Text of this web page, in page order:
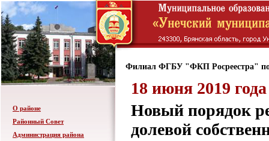
О районе
Районный Совет
Администрация района
Филиал ФГБУ "ФКП Росреестра" по
18 июня 2019 года
Новый порядок
долевой